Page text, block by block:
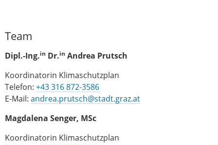
Team
Dipl.-Ing.in Dr.in Andrea Prutsch
Koordinatorin Klimaschutzplan
Telefon: +43 316 872-3586
E-Mail: andrea.prutsch@stadt.graz.at
Magdalena Senger, MSc
Koordinatorin Klimaschutzplan